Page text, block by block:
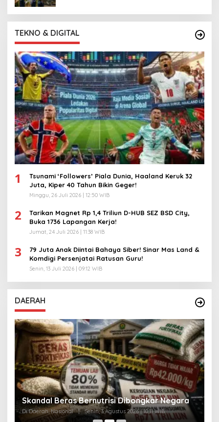
TEKNO & DIGITAL
1
Tsunami ‘Followers’ Piala Dunia, Haaland Keruk 32
Juta, Kiper 40 Tahun Bikin Geger!
Minggu, 26 Juli 2026 | 12:50 WIB
2
Tarikan Magnet Rp 1,4 Triliun D-HUB SEZ BSD City,
Buka 1736 Lapangan Kerja!
Jumat, 24 Juli 2026 | 11:38 WIB
3
79 Juta Anak Diintai Bahaya Siber! Sinar Mas Land &
Komdigi Persenjatai Ratusan Guru!
Senin, 13 Juli 2026 | 09:12 WIB
DAERAH
Skandal Beras Bernutrisi Dibongkar Negara
Di Daerah, Nasional | Senin, 3 Agustus 2026 | 10:11 WIB